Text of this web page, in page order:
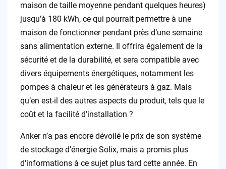
maison de taille moyenne pendant quelques heures)
jusqu’à 180 kWh, ce qui pourrait permettre à une
maison de fonctionner pendant près d’une semaine
sans alimentation externe. Il offrira également de la
sécurité et de la durabilité, et sera compatible avec
divers équipements énergétiques, notamment les
pompes à chaleur et les générateurs à gaz. Mais
qu’en est-il des autres aspects du produit, tels que le
coût et la facilité d’installation ?
Anker n’a pas encore dévoilé le prix de son système
de stockage d’énergie Solix, mais a promis plus
d’informations à ce sujet plus tard cette année. En